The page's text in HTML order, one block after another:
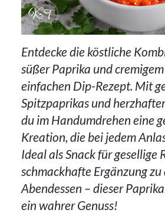
Entdecke die köstliche
süßer Paprika und
einfachen Dip-Rezept. Mit
Spitzpaprikas und
du im Handumdrehen eine
Kreation, die bei jedem
Ideal als Snack für gesellige
schmackhafte Ergänzung zu
Abendessen – dieser
ein wahrer Genuss!
10Nov.
2023